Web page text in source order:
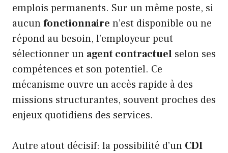
emplois permanents. Sur un même poste, si
aucunfonctionnaire n’est disponible ou ne
répond au besoin, l’employeur peut
sélectionner un agent contractuel selon ses
compétences et son potentiel. Ce
mécanisme ouvre un accès rapide à des
missions structurantes, souvent proches des
enjeux quotidiens des services.
Autre atout décisif: la possibilité d’un CDI